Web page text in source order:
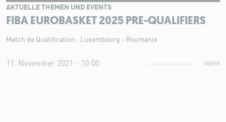
FIBA EUROBASKET 2025 PRE-QUALIFIERS
AKTUELLE THEMEN UND EVENTS
Match de Qualification : Luxembourg - Roumanie
11. November 2021 - 10:00 MEHR